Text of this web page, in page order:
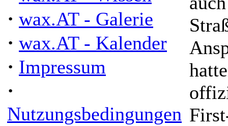
· wax.AT - Galerie
· wax.AT - Kalender
· Impressum
·
Nutzungsbedingungen